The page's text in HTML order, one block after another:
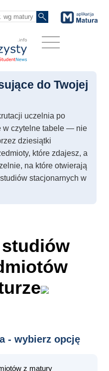
do Twojej
uczelnia po
w czytelne tabele — nie
dziesiątki
które zdajesz, a
na które otwierają
stacjonarnych w
- wybierz opcję
z matury